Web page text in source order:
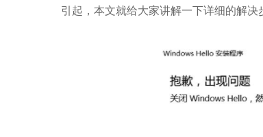
引起，本文就给大家讲解一下详细的解决